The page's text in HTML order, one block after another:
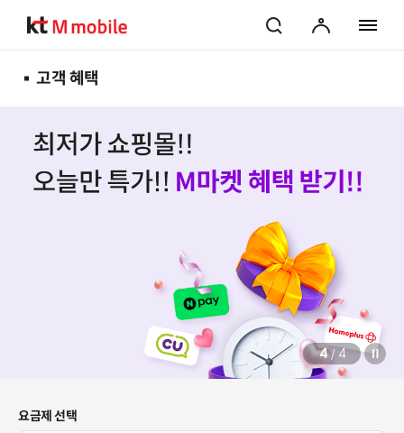
검색
마이페이지
고객 혜택
4/ 4
요금제 선택